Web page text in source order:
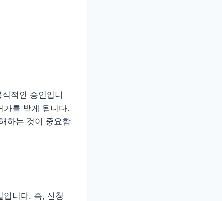
적인 승인입니
가를 받게 됩니다.
하는 것이 중요합
입니다. 즉, 신청